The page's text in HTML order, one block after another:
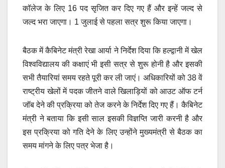
कॉलेज के लिए 16 पद सृजित कर दिए गए हैं और इन्हें जल्द से
जल्द भरा जाएगा। 1 जुलाई से पहला सत्र शुरू किया जाएगा।
बैठक में कैबिनेट मंत्री रेखा आर्या ने निर्देश दिया कि हल्द्वानी में खेल
विश्वविद्यालय की कक्षाएं भी इसी सत्र से शुरू होनी है और इसकी
सभी तैयारियां समय रहते पूरी कर ली जाएं। अधिकारियों को 38 वें
राष्ट्रीय खेलों में पदक जीतने वाले खिलाड़ियों को आउट ऑफ टर्न
जॉब देने की प्रक्रिया को तेज करने के निर्देश दिए गए हैं। कैबिनेट
मंत्री ने बताया कि इसी साल इसकी विज्ञप्ति जारी करनी है और
इस प्रक्रिया को गति देने के लिए उन्होंने मुख्यमंत्री से बैठक का
समय मांगने के लिए पत्र भेजा है।